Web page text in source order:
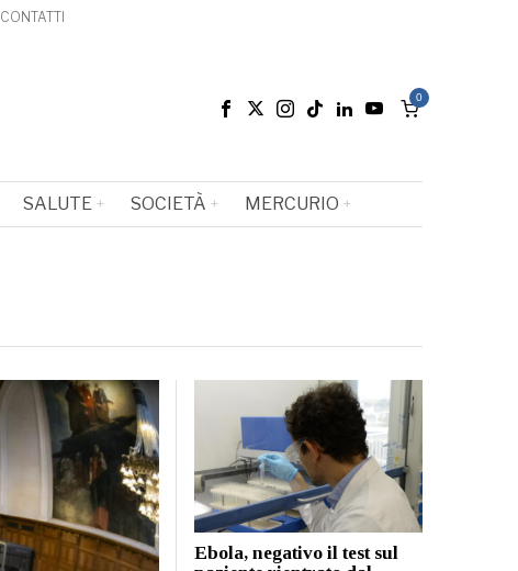
CONTATTI
0
SALUTE SOCIETÀ MERCURIO
Ebola, negativo il test sul